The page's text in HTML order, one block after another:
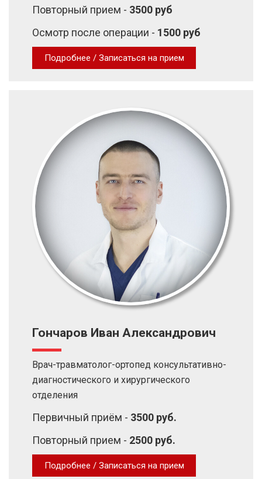
Повторный прием - 3500 руб
Осмотр после операции - 1500 руб
Подробнее / Записаться на прием
Гончаров Иван Александрович
Врач-травматолог-ортопед консультативно-
диагностического и хирургического
отделения
Первичный приём - 3500 руб.
Повторный прием - 2500 руб.
Подробнее / Записаться на прием